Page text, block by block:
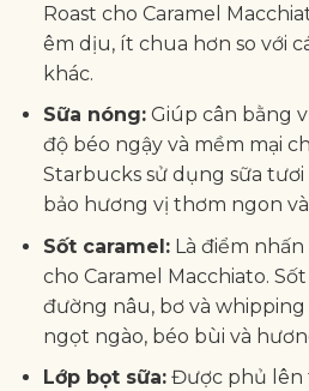
Roast cho Caramel
êm dịu, ít chua hơn so với
khác.
Sữa nóng:Giúp cân bằng
độ béo ngậy và mềm mại
Starbucks sử dụng sữa
bảo hương vị thơm ngon
Sốt caramel:Là điểm nhấn
cho Caramel Macchiato.
đường nâu, bơ và
ngọt ngào, béo bùi và
Lớp bọt sữa:Được phủ lên